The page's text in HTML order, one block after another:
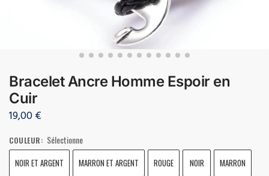
Bracelet Ancre Homme Espoir en
Cuir
19,00€
COULEUR: Sélectionne
NOIR ET ARGENT MARRON ET ARGENT ROUGE NOIR MARRON